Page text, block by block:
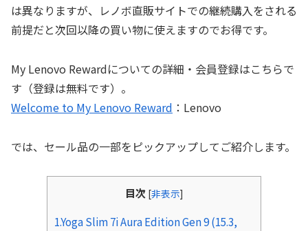
は異なりますが、レノボ直販サイトでの継続購入をされる
前提だと次回以降の買い物に使えますのでお得です。
My Lenovo Rewardについての詳細・会員登録はこちらで
す（登録は無料です）。
Welcome to My Lenovo Reward ：Lenovo
では、セール品の一部をピックアップしてご紹介します。
目次 [非表示]
1.Yoga Slim 7i Aura Edition Gen 9 (15.3,